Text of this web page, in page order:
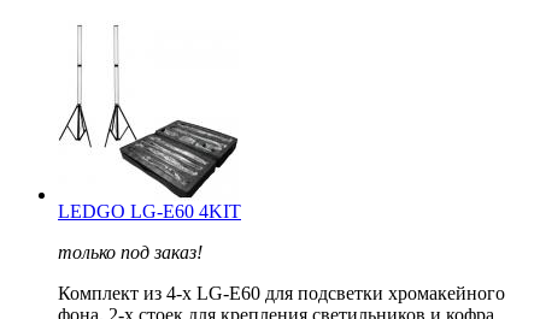
LEDGO LG-E60 4KIT
только под заказ!
Комплект из 4-x LG-E60 для подсветки хромакейного
фона, 2-х стоек для крепления светильников и кофра